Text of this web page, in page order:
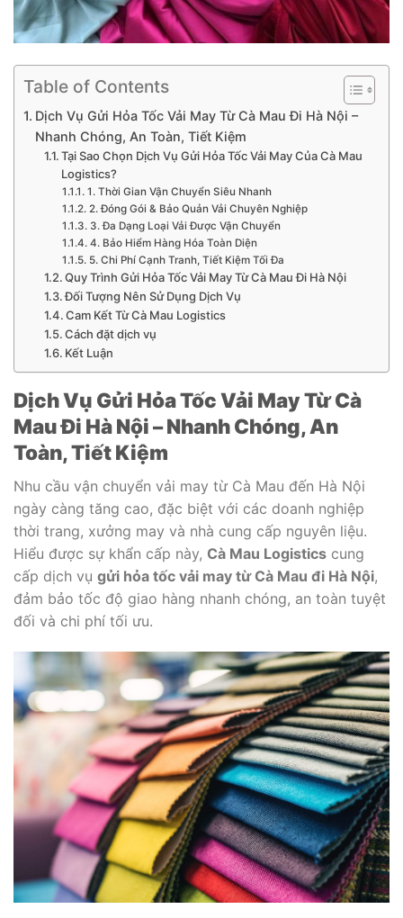
Table of Contents
Dịch Vụ Gửi Hỏa Tốc Vải May Từ Cà Mau Đi Hà Nội –
Nhanh Chóng, An Toàn, Tiết Kiệm
Tại Sao Chọn Dịch Vụ Gửi Hỏa Tốc Vải May Của Cà Mau
Logistics?
1. Thời Gian Vận Chuyển Siêu Nhanh
2. Đóng Gói & Bảo Quản Vải Chuyên Nghiệp
3. Đa Dạng Loại Vải Được Vận Chuyển
4. Bảo Hiểm Hàng Hóa Toàn Diện
5. Chi Phí Cạnh Tranh, Tiết Kiệm Tối Đa
Quy Trình Gửi Hỏa Tốc Vải May Từ Cà Mau Đi Hà Nội
Đối Tượng Nên Sử Dụng Dịch Vụ
Cam Kết Từ Cà Mau Logistics
Cách đặt dịch vụ
Kết Luận
Dịch Vụ Gửi Hỏa Tốc Vải May Từ Cà
Mau Đi Hà Nội – Nhanh Chóng, An
Toàn, Tiết Kiệm
Nhu cầu vận chuyển vải may từ Cà Mau đến Hà Nội
ngày càng tăng cao, đặc biệt với các doanh nghiệp
thời trang, xưởng may và nhà cung cấp nguyên liệu.
Hiểu được sự khẩn cấp này, Cà Mau Logistics cung
cấp dịch vụ gửi hỏa tốc vải may từ Cà Mau đi Hà Nội,
đảm bảo tốc độ giao hàng nhanh chóng, an toàn tuyệt
đối và chi phí tối ưu.